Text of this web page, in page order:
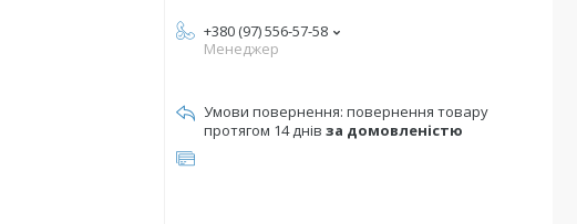
+380 (97) 556-57-58
Менеджер
повернення товару
протягом 14 днів за домовленістю